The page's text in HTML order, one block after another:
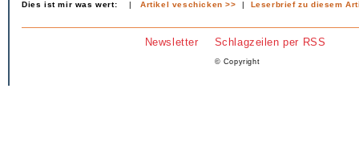
Dies ist mir was wert: |Artikel veschicken >> | Leserbrief zu diesem
Newsletter Schlagzeilen per RSS
© Copyright